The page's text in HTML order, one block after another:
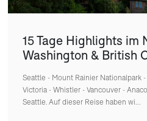
15 Tage Highlights im
Washington & British
Seattle - Mount Rainier Nationalpark
Victoria - Whistler - Vancouver -
Seattle. Auf dieser Reise haben wi...